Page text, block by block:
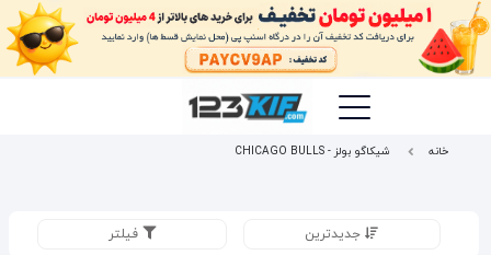
خانه شیکاگو بولز - CHICAGO BULLS
جدیدترین فیلتر